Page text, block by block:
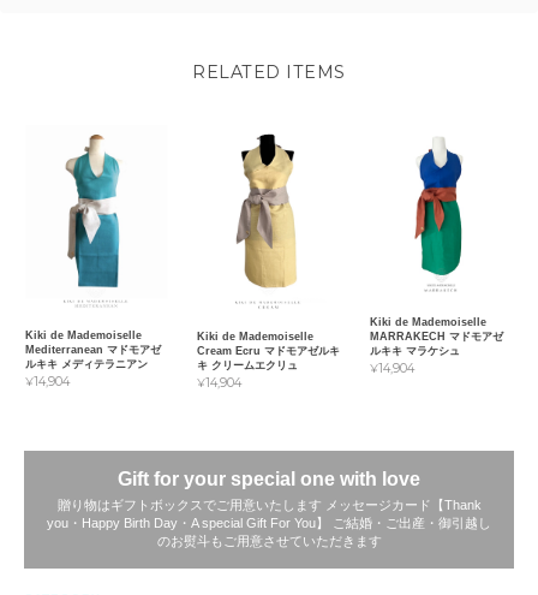
RELATED ITEMS
Kiki de Mademoiselle
Mediterranean マドモアゼ
ルキキ メディテラニアン
¥14,904
Kiki de Mademoiselle
Cream Ecru マドモアゼルキ
キ クリームエクリュ
¥14,904
Kiki de Mademoiselle
MARRAKECH マドモアゼ
ルキキ マラケシュ
¥14,904
Gift for your special one with love
贈り物はギフトボックスでご用意いたします メッセージカード【Thank
you・Happy Birth Day・A special Gift For You】 ご結婚・ご出産・御引越し
のお熨斗もご用意させていただきます